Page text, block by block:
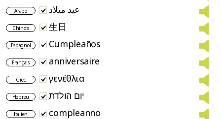
Arabe عيد ميلاد
Chinois 生日
Espagnol Cumpleaños
Français anniversaire
Grec γενέθλια
Hébreu יום הולדת
Italien compleanno